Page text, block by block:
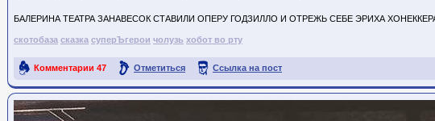
БАЛЕРИНА ТЕАТРА ЗАНАВЕСОК СТАВИЛИ ОПЕРУ ГОДЗИЛЛО И ОТРЕЖЬ СЕБЕ ЭРИХА
скотобаза сказка суперЪгерои чолузь хобот во рту
Комментарии 47 Отметиться Ссылка на пост